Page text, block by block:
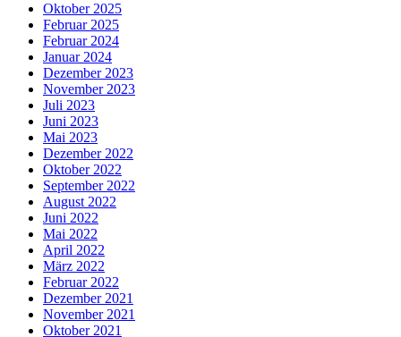
Oktober 2025
Februar 2025
Februar 2024
Januar 2024
Dezember 2023
November 2023
Juli 2023
Juni 2023
Mai 2023
Dezember 2022
Oktober 2022
September 2022
August 2022
Juni 2022
Mai 2022
April 2022
März 2022
Februar 2022
Dezember 2021
November 2021
Oktober 2021